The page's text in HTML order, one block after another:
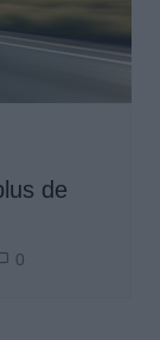
de
0